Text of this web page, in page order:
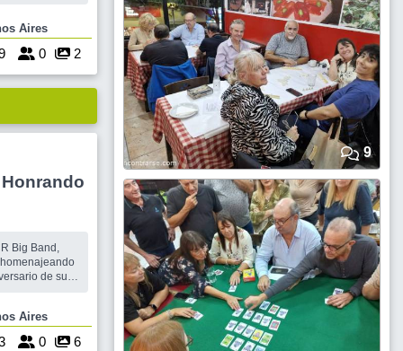
, sin dejar de
Aires
0 2
Big Band,
de su
ahora...
Aires
0 6
9